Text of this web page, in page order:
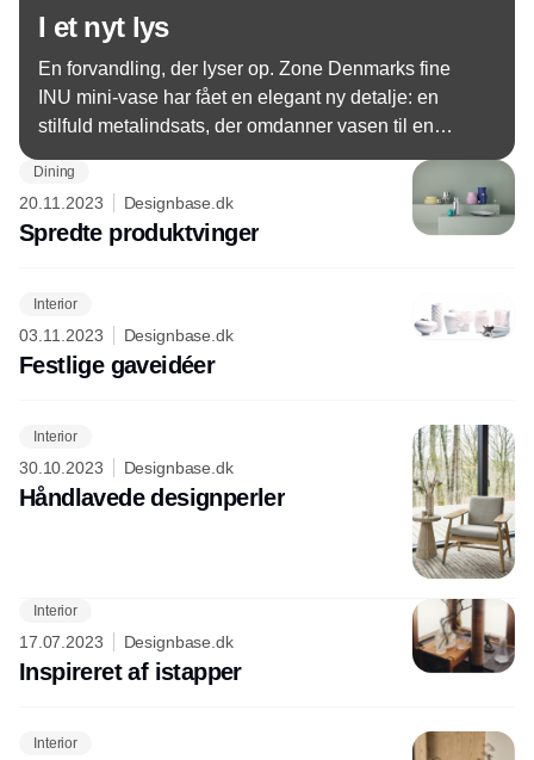
I et nyt lys
En forvandling, der lyser op. Zone Denmarks fine
INU mini-vase har fået en elegant ny detalje: en
stilfuld metalindsats, der omdanner vasen til en
lige så smuk med blomster som med levende lys.
Dining
20.11.2023 Designbase.dk
Spredte produktvinger
Interior
03.11.2023 Designbase.dk
Festlige gaveidéer
Interior
30.10.2023 Designbase.dk
Håndlavede designperler
Interior
17.07.2023 Designbase.dk
Inspireret af istapper
Interior